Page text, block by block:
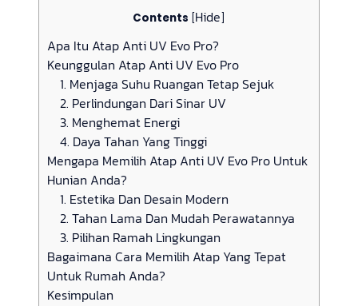
Contents Hide
Apa Itu Atap Anti UV Evo Pro?
Keunggulan Atap Anti UV Evo Pro
1. Menjaga Suhu Ruangan Tetap Sejuk
2. Perlindungan Dari Sinar UV
3. Menghemat Energi
4. Daya Tahan Yang Tinggi
Mengapa Memilih Atap Anti UV Evo Pro Untuk
Hunian Anda?
1. Estetika Dan Desain Modern
2. Tahan Lama Dan Mudah Perawatannya
3. Pilihan Ramah Lingkungan
Bagaimana Cara Memilih Atap Yang Tepat
Untuk Rumah Anda?
Kesimpulan